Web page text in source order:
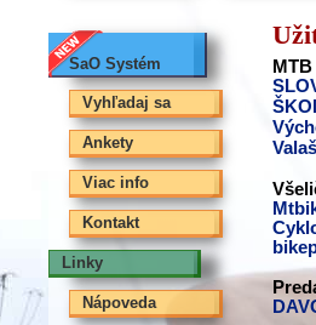
SaO Systém
Vyhľadaj sa
Ankety
Viac info
Kontakt
Linky
Nápoveda